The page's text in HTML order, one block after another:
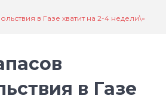
в Газе хватит на 2-4 недели\»
в Газе